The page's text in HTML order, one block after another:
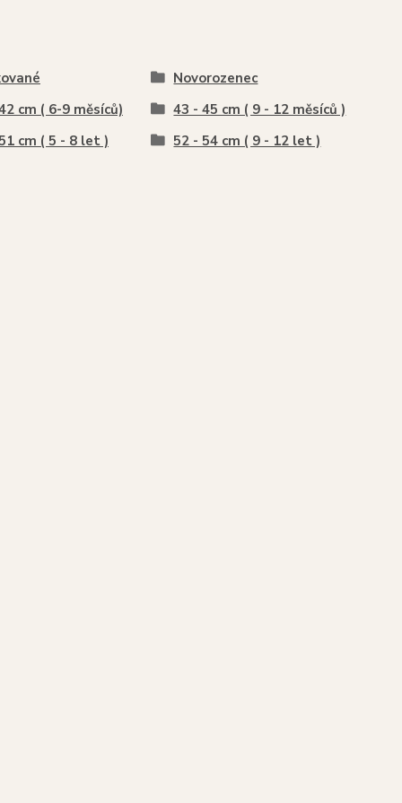
Novorozenec
cm ( 6-9 měsíců)
43 - 45 cm ( 9 - 12 měsíců )
cm ( 5 - 8 let )
52 - 54 cm ( 9 - 12 let )